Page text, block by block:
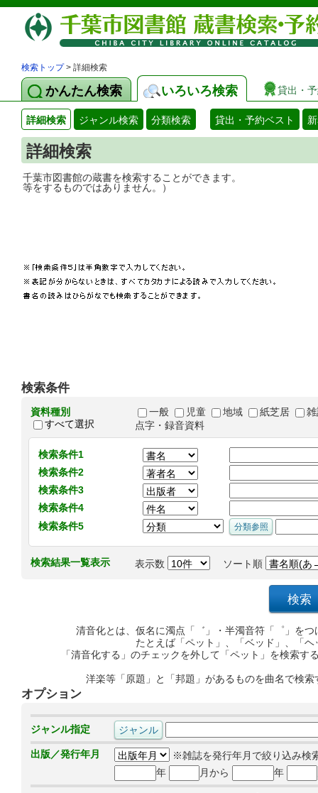
検索トップ> 詳細検索
かんたん検索 いろいろ検索 貸出・
詳細検索 ジャンル検索 分類検索 貸出・予約ベスト
詳細検索
千葉市図書館の蔵書を検索することがで
等をするものではありません。）
検索条件
資料種別
すべて選択
一般 児童 地域 紙芝居
点字・録音資料
検索条件1
検索条件2
検索条件3
検索条件4
検索条件5
検索結果一覧表示 表示数 ソート順
清音化とは、仮名に濁点「゛」・半濁音符「゜」を
たとえば「ペット」、「ベッド」、「
「清音化する」のチェックを外して「ペット」を検索
洋楽等「原題」と「邦題」があるものを曲名で検
オプション
ジャンル指定
出版／発行年月
※雑誌を発行年月で絞り込み検
年
月から 年